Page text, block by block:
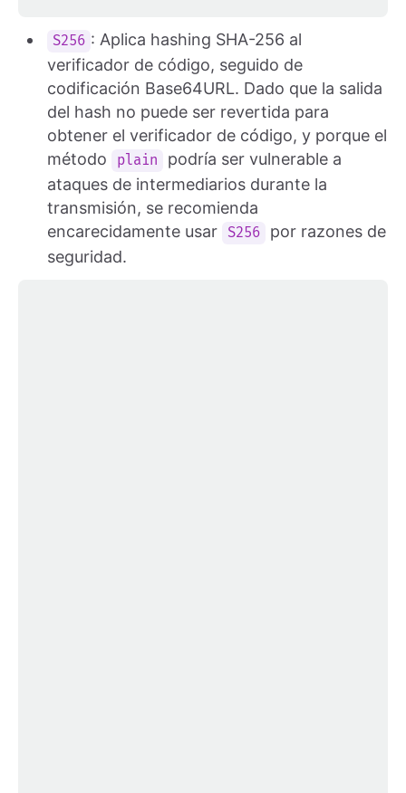
S256 : Aplica hashing SHA-256 al
verificador de código, seguido de
codificación Base64URL. Dado que la salida
del hash no puede ser revertida para
obtener el verificador de código, y porque el
método
plain
podría ser vulnerable a
ataques de intermediarios durante la
transmisión, se recomienda
encarecidamente usar
S256
por razones de
seguridad.